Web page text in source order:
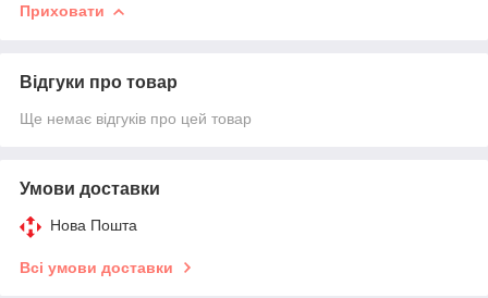
Приховати
Відгуки про товар
Ще немає відгуків про цей товар
Умови доставки
Нова Пошта
Всі умови доставки